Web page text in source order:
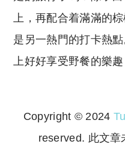
上，再配合着滿滿的
是另一熱門的打卡熱
上好好享受野餐的樂
Copyright © 2024
reserved. 此文章